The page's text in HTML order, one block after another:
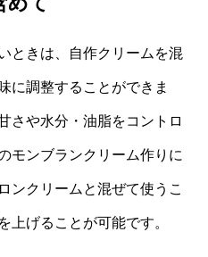
ときは、自作クリームを混
に調整することができま
さや水分・油脂をコントロ
モンブランクリーム作りに
ンクリームと混ぜて使うこ
上げることが可能です。